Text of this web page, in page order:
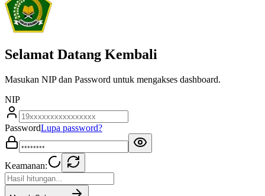
Selamat Datang Kembali
Masukan NIP dan Password untuk mengakses dashboard.
NIP
PasswordLupa password?
Keamanan: